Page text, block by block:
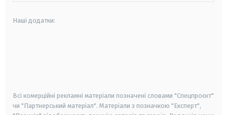
Наші додатки:
Всі комерційні рекламні матеріали позначені словами "Спецпроєкт"
чи "Партнерський матеріал". Матеріали з позначкою "Експерт",